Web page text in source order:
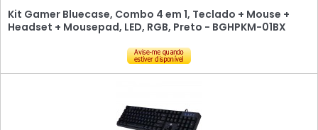
Kit Gamer Bluecase, Combo 4 em 1, Teclado + Mouse +
Headset + Mousepad, LED, RGB, Preto - BGHPKM-01BX